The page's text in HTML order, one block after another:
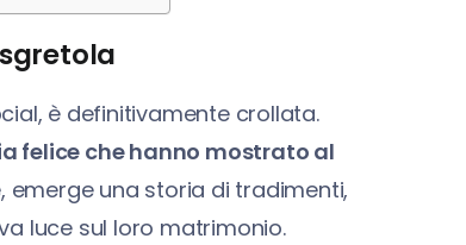
è definitivamente crollata.
felice che hanno mostrato al
una storia di tradimenti,
luce sul loro matrimonio.